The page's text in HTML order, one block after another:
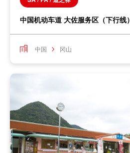
中国机动车道 大佐服务区（下行线）
中国 冈山